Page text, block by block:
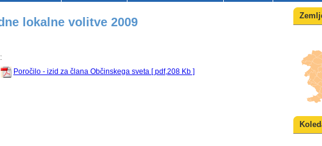
lokalne volitve 2009
Poročilo - izid za člana Občinskega sveta [ pdf,208 Kb ]